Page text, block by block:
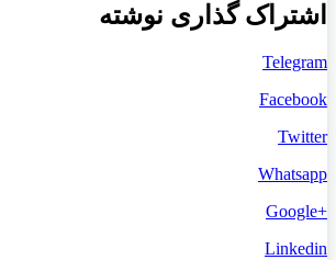
اشتراک گذاری نوشته
Telegram
Facebook
Twitter
Whatsapp
+Google
Linkedin